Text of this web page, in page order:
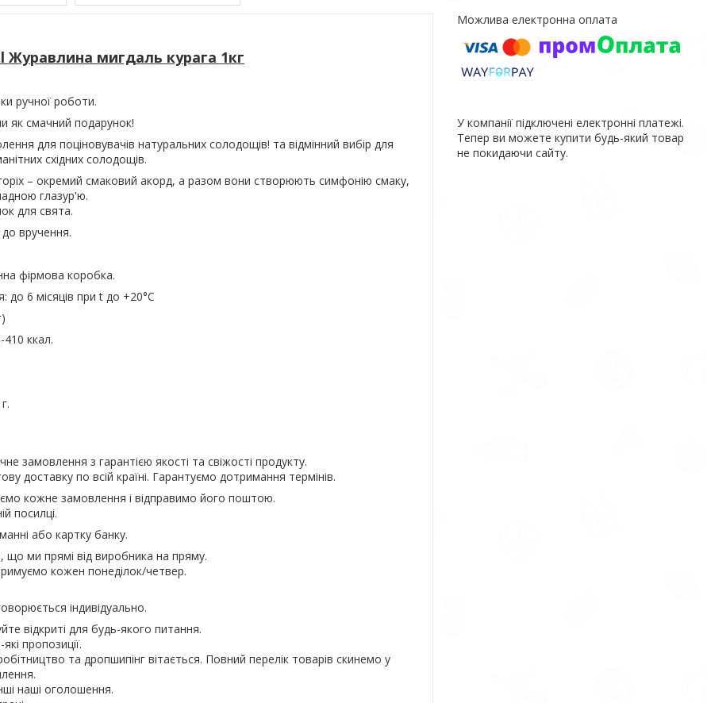
Журавлина мигдаль курага 1кг
ручної роботи.
як смачний подарунок!
для поціновувачів натуральних солодощів! та відмінний вибір для
східних солодощів.
– окремий смаковий акорд, а разом вони створюють симфонію смаку,
глазур'ю.
для свята.
вручення.
фірмова коробка.
до 6 місяців при t до +20°С
410 ккал.
замовлення з гарантією якості та свіжості продукту.
доставку по всій країні. Гарантуємо дотримання термінів.
кожне замовлення і відправимо його поштою.
посилці.
або картку банку.
що ми прямі від виробника на пряму.
кожен понеділок/четвер.
індивідуально.
відкриті для будь-якого питання.
пропозиції.
та дропшипінг вітається. Повний перелік товарів скинемо у
наші оголошення.
У компанії підключені електронні платежі.
Тепер ви можете купити будь-який товар
не покидаючи сайту.